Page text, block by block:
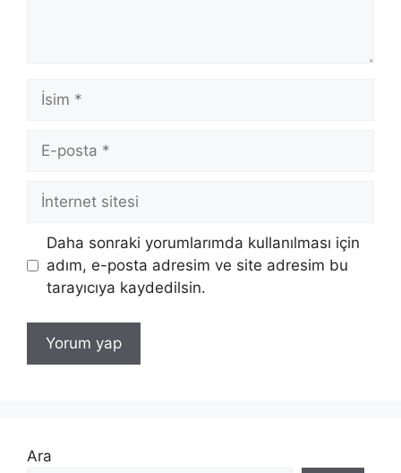
İsim
posta
İnternet
Daha sonraki yorumlarımda kullanılması için
adım, e-posta adresim ve site adresim bu
tarayıcıya kaydedilsin.
Ara